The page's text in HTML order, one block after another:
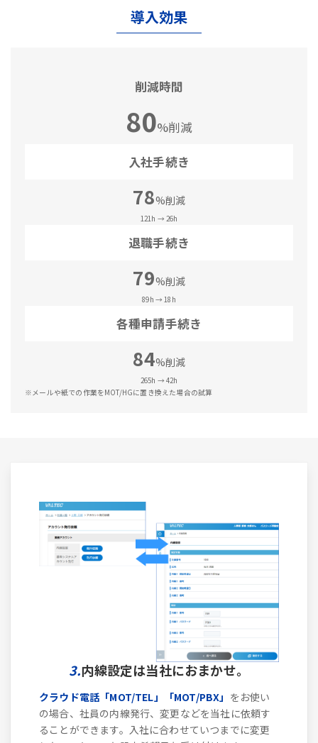
導入効果
削減時間
80%削減
入社手続き
78%削減
121h → 26h
退職手続き
79%削減
89h → 18h
各種申請手続き
84%削減
265h → 42h
※メールや紙での作業をMOT/HGに置き換えた場合の試算
3.内線設定は当社におまかせ。
クラウド電話「MOT/TEL」「MOT/PBX」 をお使い
の場合、社員の内線発行、変更などを当社に依頼す
ることができます。入社に合わせていつまでに変更